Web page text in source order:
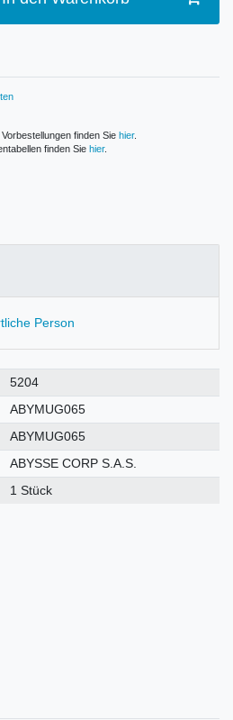
finden Sie hier.
finden Sie hier.
Person
5204
ABYMUG065
ABYMUG065
ABYSSE CORP S.A.S.
1 Stück